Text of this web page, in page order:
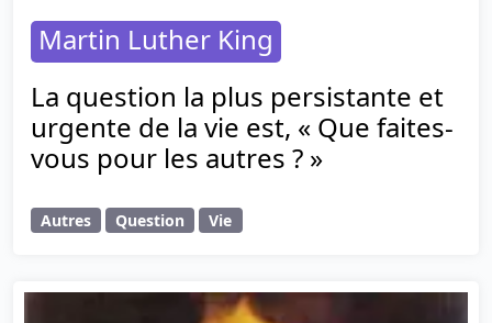
Martin Luther King
La question la plus persistante et
urgente de la vie est, « Que faites-
vous pour les autres ? »
Autres Question Vie